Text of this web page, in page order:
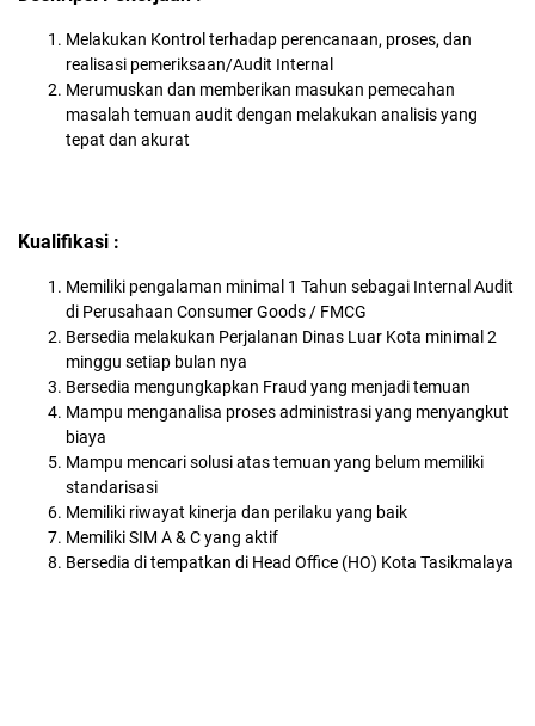
Melakukan Kontrol terhadap perencanaan, proses, dan
realisasi pemeriksaan/Audit Internal
Merumuskan dan memberikan masukan pemecahan
masalah temuan audit dengan melakukan analisis yang
tepat dan akurat
Kualifikasi :
Memiliki pengalaman minimal 1 Tahun sebagai Internal Audit
di Perusahaan Consumer Goods / FMCG
Bersedia melakukan Perjalanan Dinas Luar Kota minimal 2
minggu setiap bulan nya
Bersedia mengungkapkan Fraud yang menjadi temuan
Mampu menganalisa proses administrasi yang menyangkut
biaya
Mampu mencari solusi atas temuan yang belum memiliki
standarisasi
Memiliki riwayat kinerja dan perilaku yang baik
Memiliki SIM A & C yang aktif
Bersedia di tempatkan di Head Office (HO) Kota Tasikmalaya